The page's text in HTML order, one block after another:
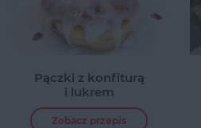
Pączki z konfiturą
i lukrem
Zobacz przepis